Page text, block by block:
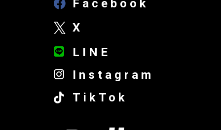
Facebook
X
LINE
Instagram
TikTok